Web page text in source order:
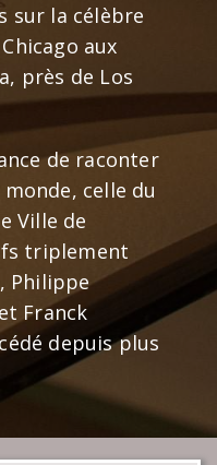
sur la célèbre
aux
près de Los
de raconter
celle du
Ville de
triplement
Philippe
Franck
depuis plus